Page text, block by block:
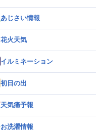
あじさい情報
花火天気
イルミネーション
初日の出
天気痛予報
お洗濯情報